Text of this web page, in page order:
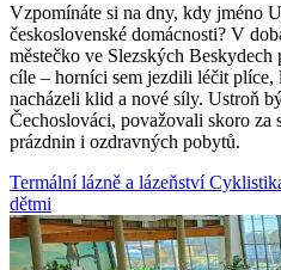
Vzpomínáte si na dny, kdy jméno
československé domácnosti? V
městečko ve Slezských
cíle – horníci sem jezdili léčit plíce,
nacházeli klid a nové síly. Ustroň
Čechoslováci, považovali skoro za
prázdnin i ozdravných pobytů.
Termální lázně a lázeňství
dětmi